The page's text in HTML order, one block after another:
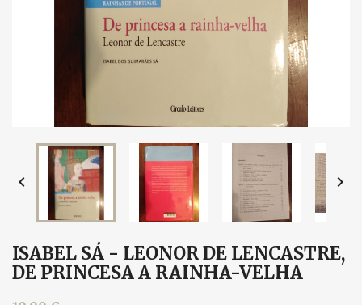
 
ISABEL SÁ - LEONOR DE LENCASTRE,
DE PRINCESA A RAINHA-VELHA